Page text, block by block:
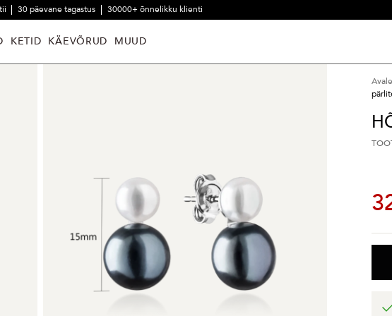
30 päevane tagastus 30000+ õnnelikku klienti
KETID KÄEVÕRUD MUUD